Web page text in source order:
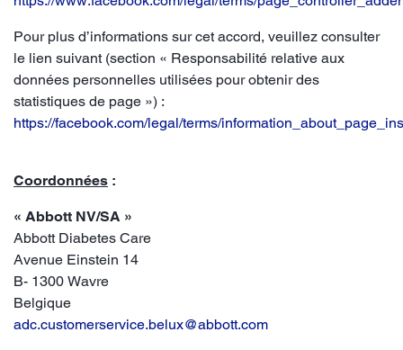
Pour plus d’informations sur cet accord, veuillez consulter
le lien suivant (section « Responsabilité relative aux
données personnelles utilisées pour obtenir des
statistiques de page ») :
https://facebook.com/legal/terms/
Coordonnées :
« Abbott NV/SA »
Abbott Diabetes Care
Avenue Einstein 14
B- 1300 Wavre
Belgique
adc.customerservice.belux@abbott.com